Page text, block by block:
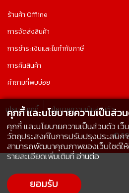
ร้านค้า Offline
การจัดส่งสินค้า
การชำระเงินและใบกำกับภาษี
การคืนสินค้า
คำถามที่พบบ่อย
นโยบายคุกกี้ นโยบายความเป็นส่วนตัว
©
คุกกี้ และนโยบายความเป็นส่ว
คุกกี้ และนโยบายความเป็นส่วนตัว เว็
วัตถุประสงค์ในการปรับปรุงประสบก
สามารถพัฒนาคุณภาพของเว็บไซต์ใ
รายละเอียดเพิ่มเติมที่อ่านต่อ
ยอมรับ